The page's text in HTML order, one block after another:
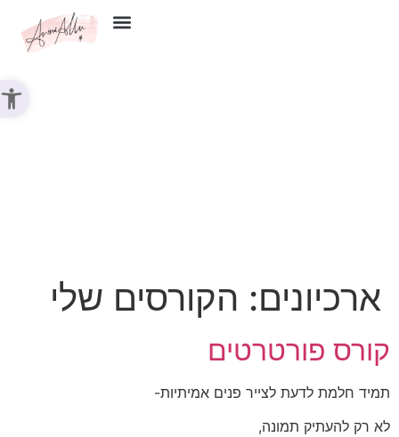
ארכיונים: הקורסים שלי
קורס פורטרטים
תמיד חלמת לדעת לצייר פנים אמיתיות-
לא רק להעתיק תמונה,
פתח